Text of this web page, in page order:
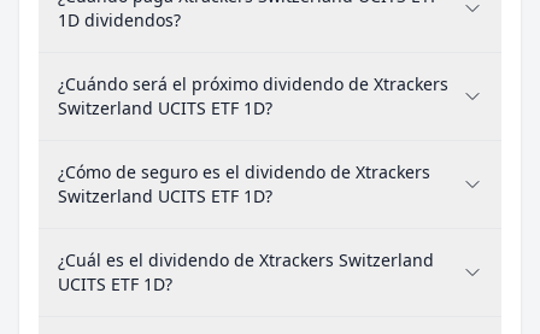
1D dividendos?
¿Cuándo será el próximo dividendo de Xtrackers
Switzerland UCITS ETF 1D?
¿Cómo de seguro es el dividendo de Xtrackers
Switzerland UCITS ETF 1D?
¿Cuál es el dividendo de Xtrackers Switzerland
UCITS ETF 1D?